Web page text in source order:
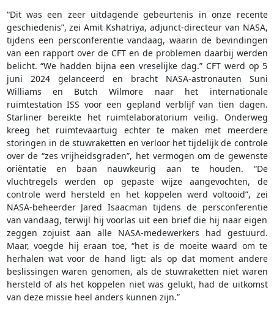
“Dit was een zeer uitdagende gebeurtenis in onze recente
geschiedenis”, zei Amit Kshatriya, adjunct-directeur van NASA,
tijdens een persconferentie vandaag, waarin de bevindingen
van een rapport over de CFT en de problemen daarbij werden
belicht. “We hadden bijna een vreselijke dag.” CFT werd op 5
juni 2024 gelanceerd en bracht NASA-astronauten Suni
Williams en Butch Wilmore naar het internationale
ruimtestation ISS voor een gepland verblijf van tien dagen.
Starliner bereikte het ruimtelaboratorium veilig. Onderweg
kreeg het ruimtevaartuig echter te maken met meerdere
storingen in de stuwraketten en verloor het tijdelijk de controle
over de “zes vrijheidsgraden”, het vermogen om de gewenste
oriëntatie en baan nauwkeurig aan te houden. “De
vluchtregels werden op gepaste wijze aangevochten, de
controle werd hersteld en het koppelen werd voltooid”, zei
NASA-beheerder Jared Isaacman tijdens de persconferentie
van vandaag, terwijl hij voorlas uit een brief die hij naar eigen
zeggen zojuist aan alle NASA-medewerkers had gestuurd.
Maar, voegde hij eraan toe, “het is de moeite waard om te
herhalen wat voor de hand ligt: als op dat moment andere
beslissingen waren genomen, als de stuwraketten niet waren
hersteld of als het koppelen niet was gelukt, had de uitkomst
van deze missie heel anders kunnen zijn.”